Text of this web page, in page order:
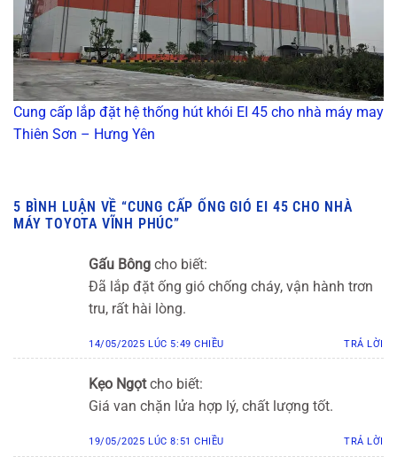
Cung cấp lắp đặt hệ thống hút khói EI 45 cho nhà máy may
Thiên Sơn – Hưng Yên
5 BÌNH LUẬN VỀ “CUNG CẤP ỐNG GIÓ EI 45 CHO NHÀ
MÁY TOYOTA VĨNH PHÚC”
Gấu Bông cho biết:
Đã lắp đặt ống gió chống cháy, vận hành trơn
tru, rất hài lòng.
14/05/2025 LÚC 5:49 CHIỀU TRẢ LỜI
Kẹo Ngọt cho biết:
Giá van chặn lửa hợp lý, chất lượng tốt.
19/05/2025 LÚC 8:51 CHIỀU TRẢ LỜI